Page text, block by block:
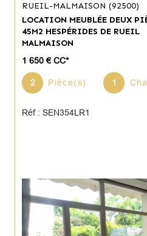
RUEIL-MALMAISON (92500)
LOCATION MEUBLÉE DEUX
45M2 HESPÉRIDES DE RUEIL
MALMAISON
1 650 € CC*
2 Pièce(s) 1
Réf : SEN354LR1